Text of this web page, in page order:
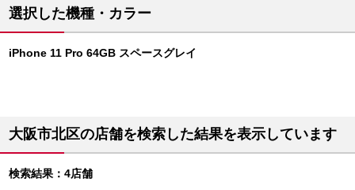
選択した機種・カラー
iPhone 11 Pro 64GB スペースグレイ
大阪市北区の店舗を検索した結果を表示しています
検索結果：4店舗